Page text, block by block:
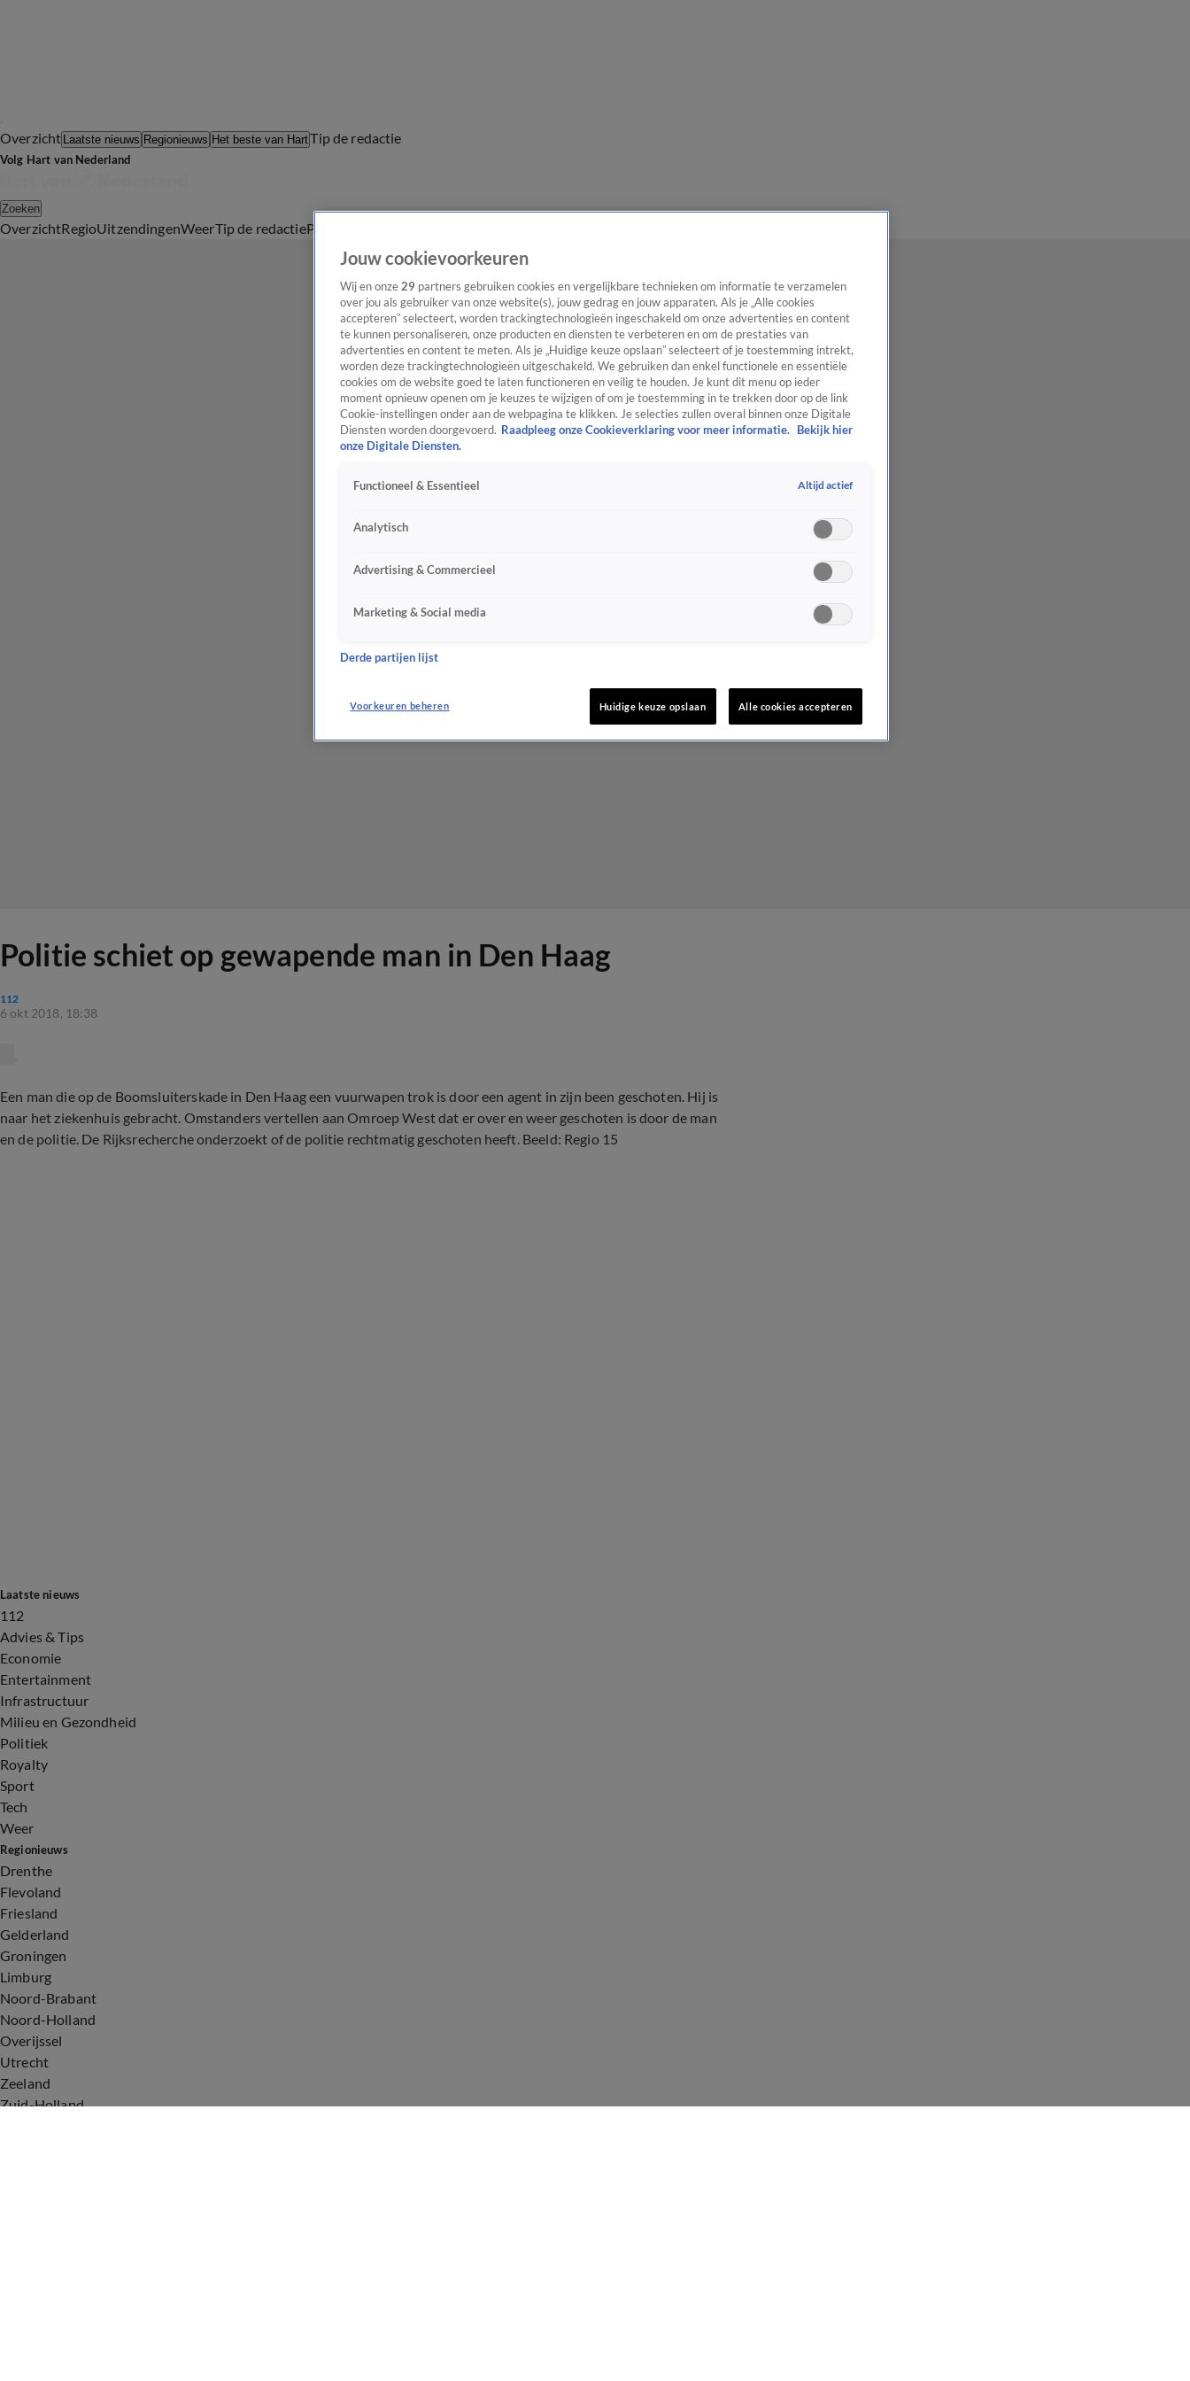
Overzicht Laatste nieuws Regionieuws Het beste van HartTip de redactie
Volg Hart van Nederland
Zoeken
OverzichtRegioUitzendingenWeerTip de redactiePanel
Politie schiet op gewapende man in Den Haag
112
6 okt 2018, 18:38
Een man die op de Boomsluiterskade in Den Haag een vuurwapen trok is door een agent in zijn been geschoten. Hij is
naar het ziekenhuis gebracht. Omstanders vertellen aan Omroep West dat er over en weer geschoten is door de man
en de politie. De Rijksrecherche onderzoekt of de politie rechtmatig geschoten heeft. Beeld: Regio 15
Laatste nieuws
112
Advies & Tips
Economie
Entertainment
Infrastructuur
Milieu en Gezondheid
Politiek
Royalty
Sport
Tech
Weer
Regionieuws
Drenthe
Flevoland
Friesland
Gelderland
Groningen
Limburg
Noord-Brabant
Noord-Holland
Overijssel
Utrecht
Zeeland
Zuid-Holland
Jouw cookievoorkeuren
Wij en onze 29 partners gebruiken cookies en vergelijkbare technieken om informatie te verzamelen
over jou als gebruiker van onze website(s), jouw gedrag en jouw apparaten. Als je „Alle cookies
accepteren” selecteert, worden trackingtechnologieën ingeschakeld om onze advertenties en content
te kunnen personaliseren, onze producten en diensten te verbeteren en om de prestaties van
advertenties en content te meten. Als je „Huidige keuze opslaan” selecteert of je toestemming intrekt,
worden deze trackingtechnologieën uitgeschakeld. We gebruiken dan enkel functionele en essentiële
cookies om de website goed te laten functioneren en veilig te houden. Je kunt dit menu op ieder
moment opnieuw openen om je keuzes te wijzigen of om je toestemming in te trekken door op de link
Cookie-instellingen onder aan de webpagina te klikken. Je selecties zullen overal binnen onze Digitale
Diensten worden doorgevoerd. Raadpleeg onze Cookieverklaring voor meer informatie.
Bekijk hier
onze Digitale Diensten.
Functioneel & Essentieel Altijd actief
Analytisch
Advertising & Commercieel
Marketing & Social media
Derde partijen lijst
Voorkeuren beheren Huidige keuze opslaan Alle cookies accepteren